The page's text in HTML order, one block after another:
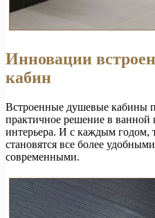
Инновации
кабин
Встроенные душевые кабины
практичное решение в ванной
интерьера. И с каждым годом,
становятся все более
современными.